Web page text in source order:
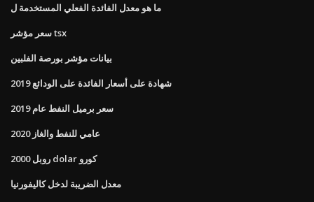
ما هو معدل الفائدة الفعلي المستخدمة ل
سعر مؤشر tsx
بيانات مؤشر بورصة الفلبين
شهادة على أسعار الفائدة على الودائع 2019
سعر برميل النفط عام 2019
عامي للنفط والغاز 2020
2000 روبل dolar كورو
معدل الضريبة لدخل كاليفورنيا